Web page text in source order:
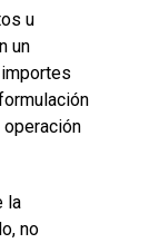
u
un
la
no